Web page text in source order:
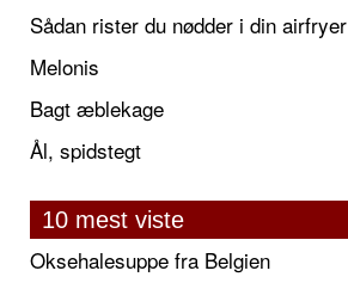
Sådan rister du nødder i din airfryer
Melonis
Bagt æblekage
Ål, spidstegt
10 mest viste
Oksehalesuppe fra Belgien